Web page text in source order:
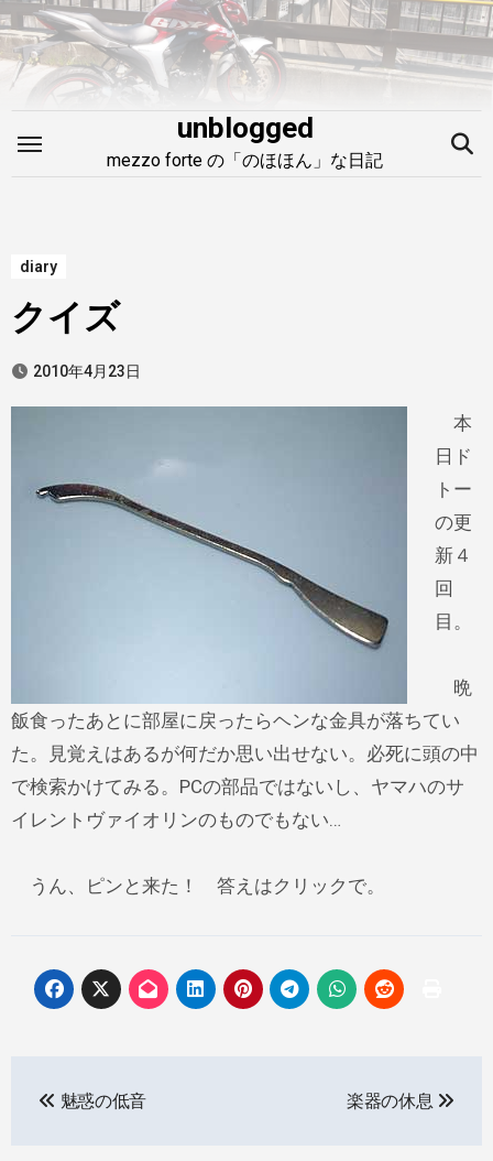
内
容
を
unblogged
mezzo forte の「のほほん」な日記
diary
クイズ
2010年4月23日
本
日ド
トー
の更
新４
回
目。
晩
飯食ったあとに部屋に戻ったらヘンな金具が落ちてい
た。見覚えはあるが何だか思い出せない。必死に頭の中
で検索かけてみる。PCの部品ではないし、ヤマハのサ
イレントヴァイオリンのものでもない…
うん、ピンと来た！ 答えはクリックで。
魅惑の低音 楽器の休息